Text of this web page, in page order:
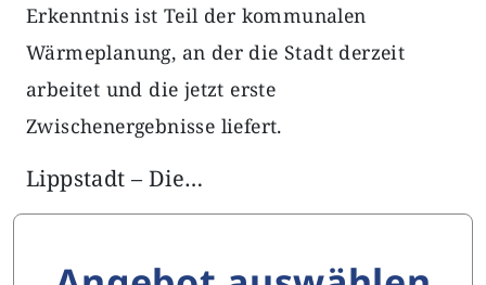
Erkenntnis ist Teil der kommunalen
Wärmeplanung, an der die Stadt derzeit
arbeitet und die jetzt erste
Zwischenergebnisse liefert.
Lippstadt – Die…